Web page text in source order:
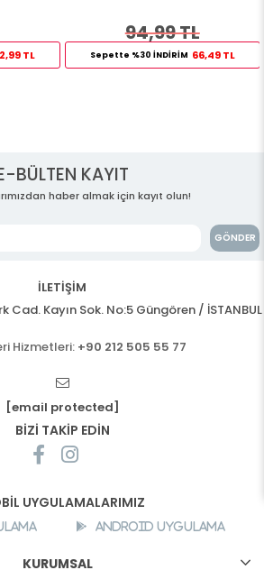
TL
94,99 TL
Sepette %30 İNDİRİM 66,49 TL
BÜLTEN KAYIT
haber almak için kayıt olun!
GÖNDER
İLETİŞİM
Cad. Kayın Sok. No:5 Güngören / İSTANBUL
Hizmetleri: +90 212 505 55 77
[email protected]
BİZİ TAKİP EDİN
UYGULAMALARIMIZ
Android Uygulama
KURUMSAL